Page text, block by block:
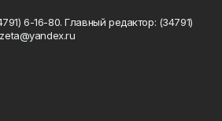
6-16-80. Главный редактор: (34791)